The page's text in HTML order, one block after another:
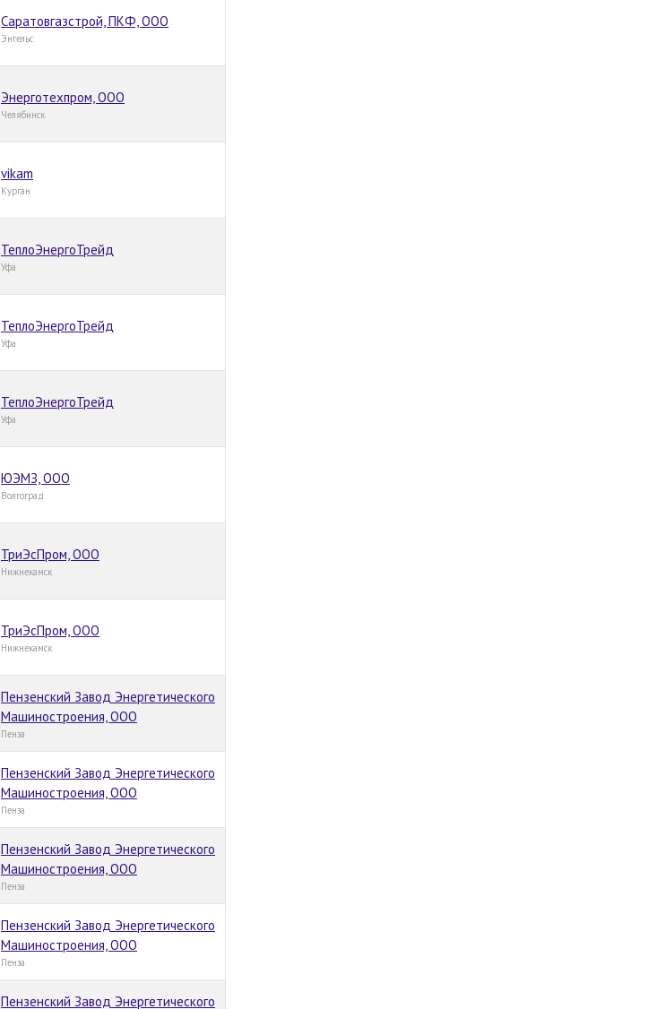
Саратовгазстрой, ПКФ, ООО
Энгельс
Энерготехпром, ООО
Челябинск
vikam
Курган
ТеплоЭнергоТрейд
Уфа
ТеплоЭнергоТрейд
Уфа
ТеплоЭнергоТрейд
Уфа
ЮЭМЗ, ООО
Волгоград
ТриЭсПром, ООО
Нижнекамск
ТриЭсПром, ООО
Нижнекамск
Пензенский Завод Энергетического
Машиностроения, ООО
Пенза
Пензенский Завод Энергетического
Машиностроения, ООО
Пенза
Пензенский Завод Энергетического
Машиностроения, ООО
Пенза
Пензенский Завод Энергетического
Машиностроения, ООО
Пенза
Пензенский Завод Энергетического